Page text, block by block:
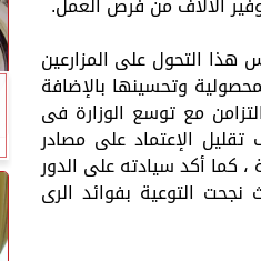
هذا التحول على المزارعين
وتحسينها بالإضافة
مع توسع الوزارة فى
الإعتماد على مصادر
، كما أكد سيادته على الدور
التوعية بفوائد الرى